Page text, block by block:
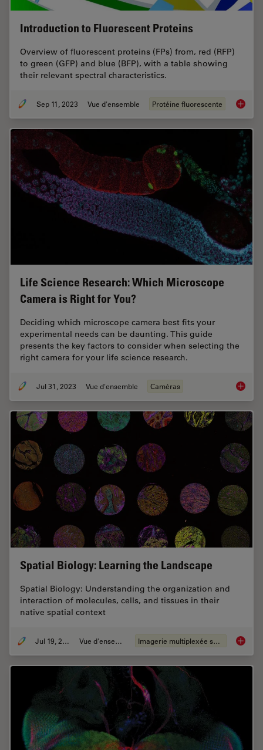
Introduction to Fluorescent Proteins
Overview of fluorescent proteins (FPs) from, red (RFP)
to green (GFP) and blue (BFP), with a table showing
their relevant spectral characteristics.
Sep 11, 2023 Vue d'ensemble Protéine fluorescente
Life Science Research: Which Microscope
Camera is Right for You?
Deciding which microscope camera best fits your
experimental needs can be daunting. This guide
presents the key factors to consider when selecting the
right camera for your life science research.
Jul 31, 2023 Vue d'ensemble Caméras Life
Spatial Biology: Learning the Landscape
Spatial Biology: Understanding the organization and
interaction of molecules, cells, and tissues in their
native spatial context
Jul 19, 2023 Vue d'ensemble Imagerie multiplexée spatiale Spatial